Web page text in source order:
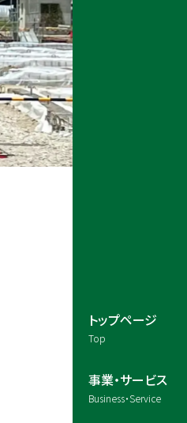
トップページ
Top
事業・サービス
Business・Service